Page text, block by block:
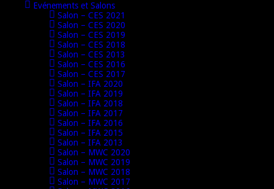
Evénements et Salons
Salon – CES 2021
Salon – CES 2020
Salon – CES 2019
Salon – CES 2018
Salon – CES 2013
Salon – CES 2016
Salon – CES 2017
Salon – IFA 2020
Salon – IFA 2019
Salon – IFA 2018
Salon – IFA 2017
Salon – IFA 2016
Salon – IFA 2015
Salon – IFA 2013
Salon – MWC 2020
Salon – MWC 2019
Salon – MWC 2018
Salon – MWC 2017